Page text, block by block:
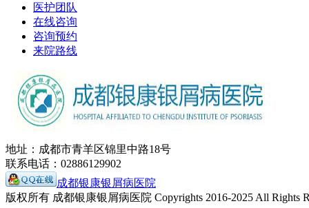
医护团队
在线咨询
咨询预约
来院路线
地址：成都市青羊区锦里中路18号
联系电话：02886129902
成都银康银屑病医院
版权所有 成都银康银屑病医院 Copyrights 2016-2025 All Rights